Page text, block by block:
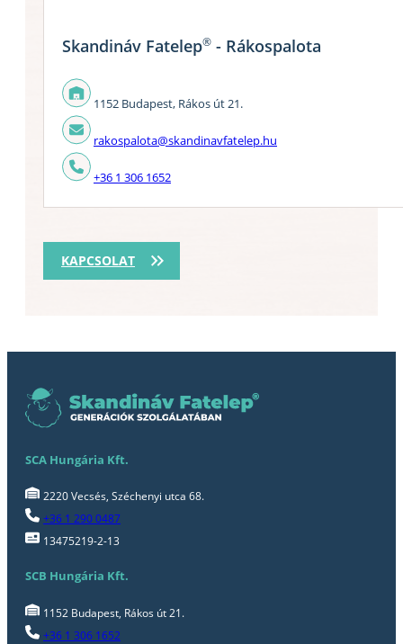
KAPCSOLAT
Skandináv Fatelep® - Rákospalota
1152 Budapest, Rákos út 21.
rakospalota@skandinavfatelep.hu
+36 1 306 1652
SCA Hungária Kft.
2220 Vecsés, Széchenyi utca 68.
+36 1 290 0487
13475219-2-13
SCB Hungária Kft.
1152 Budapest, Rákos út 21.
+36 1 306 1652